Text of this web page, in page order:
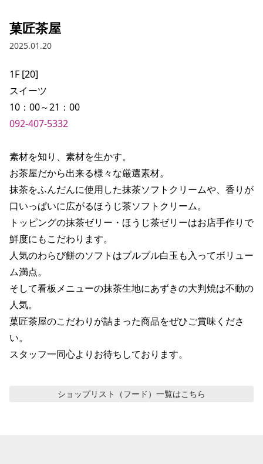
菓匠茶屋
2025.01.20
1F [20]
スイーツ
092-407-5332
素材を知り、素材を生かす。
お茶屋だから出来る様々な厳選素材。
抹茶をふんだんに使用した抹茶ソフトクリームや、香りが
口いっぱいに広がるほうじ茶ソフトクリーム。
トッピングの抹茶ゼリー・ほうじ茶ゼリーはお店手作りで
鮮度にもこだわります。
人気のわらび餅のソフトはプルプル白玉も入ってボリュー
ム満点。
そして看板メニューの抹茶生地にあずきの大判焼は不動の
人気。
菓匠茶屋のこだわりが詰まった商品をぜひご賞味くださ
い。
スタッフ一同心よりお待ちしております。
ショップリスト（フード） 一覧はこちら